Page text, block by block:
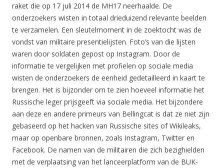
raket die op 17 juli 2014 de MH17 neerhaalde. De
onderzoekers wisten in totaal drieduizend relevante beelden
te verzamelen. Een sleutelmoment in de zoektocht was de
vondst van militaire presentielijsten. Foto’s van die lijsten
waren door soldaten gepost op Instagram. Door de
informatie te vergelijken met profielen op sociale media
wisten de onderzoekers de eenheid gedetailleerd in kaart te
brengen. Het is bijzonder om te zien hoeveel informatie het
Russische leger prijsgeeft via sociale media. Het bijzondere
aan deze en andere primeurs van Bellingcat is dat ze niet zijn
gebaseerd op het hacken van Russische sites of Wikileaks,
maar op openbare bronnen, zoals Instagram, Twitter en
Facebook. De namen van de militairen die zich bezighielden
met de verplaatsing van het lanceerplatform van de BUK-